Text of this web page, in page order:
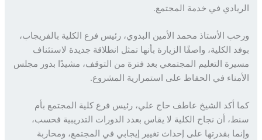
في خدمة المجتمع.
الأستاذ محمد الأمين البدوي، رئيس فرع الكلية بالفريجاب،
الكلية، واصفًا الزيارة بأنها تمثل انطلاقة جديدة لاستئناف
التعليم المجتمعي بعد فترة من التوقف، مشيدًا بدور مجلس
في الحفاظ على استمرارية المشروع.
أكد الشيخ عاطف حاج علي، رئيس فرع كلية المجتمع بأم
أن نجاح الكلية لا يقاس بعدد الدورات التدريبية فحسب،
بقدرتها على إحداث تغيير إيجابي في المجتمع، ومحاربة